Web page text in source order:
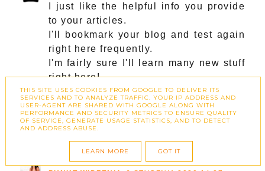
I just like the helpful info you provide
to your articles.
I'll bookmark your blog and test again
right here frequently.
I'm fairly sure I'll learn many new stuff
right here!
Best of luck for the following!
Roma Trøje
Odpowiedz
KLAUDIA JAROSZEWSKA-KOTRADII - KOCI
THIS SITE USES COOKIES FROM GOOGLE TO DELIVER ITS
SERVICES AND TO ANALYZE TRAFFIC. YOUR IP ADDRESS AND
USER-AGENT ARE SHARED WITH GOOGLE ALONG WITH
PERFORMANCE AND SECURITY METRICS TO ENSURE QUALITY
OF SERVICE, GENERATE USAGE STATISTICS, AND TO DETECT
AND ADDRESS ABUSE.
LEARN MORE GOT IT